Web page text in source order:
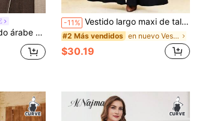
mujer de talla grande
-11% Vestido largo maxi de talla grande modesto con cremallera delantera, mangas abullonadas, suelto y fluido hasta el suelo con bolsillos laterales, negro para otoño
#2 Más vendidos en nuevo Vestidos árabes de talla grande
$30.19